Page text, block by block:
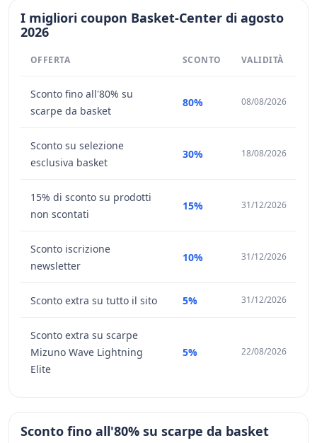
I migliori coupon Basket-Center di agosto
2026
OFFERTA SCONTO VALIDITÀ
Sconto fino all'80% su
scarpe da basket
80% 08/08/2026
Sconto su selezione
esclusiva basket
30% 18/08/2026
15% di sconto su prodotti
non scontati
15% 31/12/2026
Sconto iscrizione
newsletter
10% 31/12/2026
Sconto extra su tutto il sito 5% 31/12/2026
Sconto extra su scarpe
Mizuno Wave Lightning
Elite
5% 22/08/2026
Sconto fino all'80% su scarpe da basket